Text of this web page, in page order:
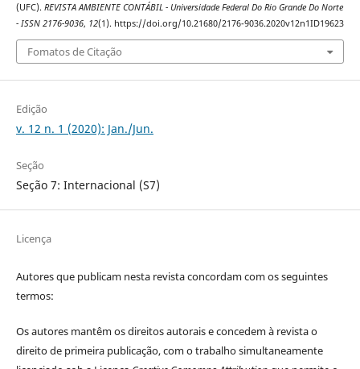
(UFC). REVISTA AMBIENTE CONTÁBIL - Universidade Federal Do Rio Grande Do Norte
- ISSN 2176-9036, 12(1). https://doi.org/10.21680/2176-9036.2020v12n1ID19623
Fomatos de Citação
Edição
v. 12 n. 1 (2020): Jan./Jun.
Seção
Seção 7: Internacional (S7)
Licença
Autores que publicam nesta revista concordam com os seguintes
termos:
Os autores mantêm os direitos autorais e concedem à revista o
direito de primeira publicação, com o trabalho simultaneamente